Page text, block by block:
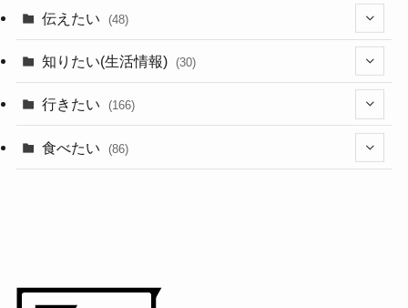
伝えたい (48)
(44)
(1)
知りたい(生活情報) (30)
(10)
(11)
行きたい (166)
(18)
食べたい (86)